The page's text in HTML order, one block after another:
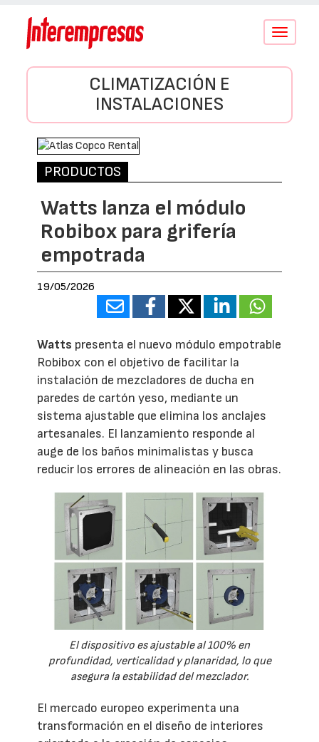
Conmutar
CLIMATIZACIÓN E
INSTALACIONES
PRODUCTOS
Watts lanza el módulo
Robibox para grifería
empotrada
19/05/2026
Watts presenta el nuevo módulo empotrable
Robibox con el objetivo de facilitar la
instalación de mezcladores de ducha en
paredes de cartón yeso, mediante un
sistema ajustable que elimina los anclajes
artesanales. El lanzamiento responde al
auge de los baños minimalistas y busca
reducir los errores de alineación en las obras.
El dispositivo es ajustable al 100% en
profundidad, verticalidad y planaridad, lo que
asegura la estabilidad del mezclador.
El mercado europeo experimenta una
transformación en el diseño de interiores